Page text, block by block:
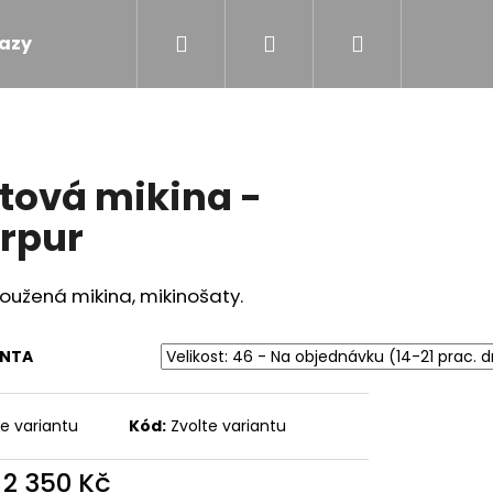
Obchodní podmínky Kontakty
Přihlášení
mikina -
mikina, mikinošaty.
variantu Kód: Zvolte variantu
2 350 Kč
- MÁMENÍ